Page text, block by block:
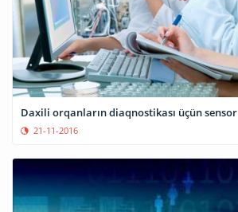
Daxili orqanların diaqnostikası üçün sensor
21-11-2016